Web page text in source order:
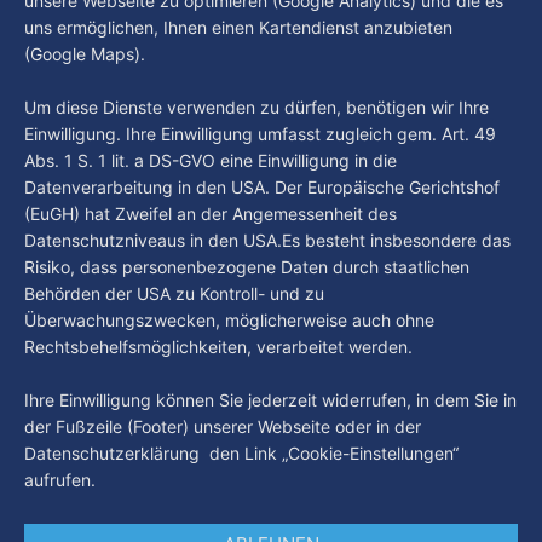
By Luca Kimmel 6. Aug. 2026
Nissi's Kunstwelt - Folge 18
By Luca Kimmel 6. Aug. 2026
uns ermöglichen, Ihnen einen Kartendienst anzubieten
(Google Maps).
Um diese Dienste verwenden zu dürfen, benötigen wir Ihre
Einwilligung. Ihre Einwilligung umfasst zugleich gem. Art. 49
Abs. 1 S. 1 lit. a DS-GVO eine Einwilligung in die
Datenverarbeitung in den USA. Der Europäische Gerichtshof
(EuGH) hat Zweifel an der Angemessenheit des
Datenschutzniveaus in den USA.Es besteht insbesondere das
Risiko, dass personenbezogene Daten durch staatlichen
Behörden der USA zu Kontroll- und zu
Überwachungszwecken, möglicherweise auch ohne
Rechtsbehelfsmöglichkeiten, verarbeitet werden.
Ihre Einwilligung können Sie jederzeit widerrufen, in dem Sie in
der Fußzeile (Footer) unserer Webseite oder in der
Datenschutzerklärung den Link „Cookie-Einstellungen“
aufrufen.